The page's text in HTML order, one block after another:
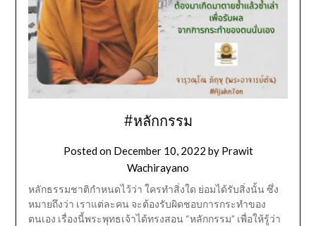
#หลักกรรม
Posted on December 10, 2022 by Prawit
Wachirayano
หลักธรรมชาติกำหนดไว้ว่า ใครทำสิ่งใด ย่อมได้รับสิ่งนั้น ซึ่ง
หมายถึงว่า เราแต่ละคน จะต้องรับผิดชอบการกระทำของ
ตนเอง เรื่องนี้พระพุทธเจ้าได้ทรงสอน “หลักกรรม” เพื่อให้รู้ว่า